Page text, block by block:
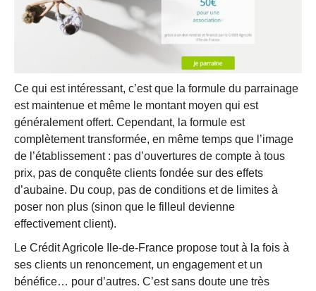
Ce qui est intéressant, c’est que la formule du parrainage
est maintenue et même le montant moyen qui est
généralement offert. Cependant, la formule est
complètement transformée, en même temps que l’image
de l’établissement : pas d’ouvertures de compte à tous
prix, pas de conquête clients fondée sur des effets
d’aubaine. Du coup, pas de conditions et de limites à
poser non plus (sinon que le filleul devienne
effectivement client).
Le Crédit Agricole Ile-de-France propose tout à la fois à
ses clients un renoncement, un engagement et un
bénéfice… pour d’autres. C’est sans doute une très